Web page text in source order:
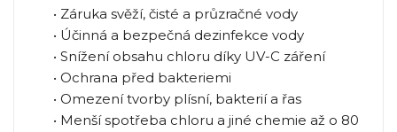
• Záruka svěží, čisté a průzračné vody
• Účinná a bezpečná dezinfekce vody
• Snížení obsahu chloru díky UV-C záření
• Ochrana před bakteriemi
• Omezení tvorby plísní, bakterií a řas
• Menší spotřeba chloru a jiné chemie až o 80